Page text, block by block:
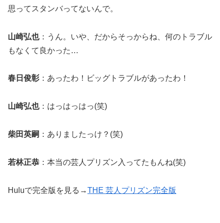
思ってスタンバってないんで。
山崎弘也：うん。いや、だからそっからね、何のトラブル
もなくて良かった…
春日俊彰 ：あったわ！ビッグトラブルがあったわ！
山崎弘也：はっはっはっ(笑)
柴田英嗣 ：ありましたっけ？(笑)
若林正恭 ：本当の芸人プリズン入ってたもんね(笑)
Huluで完全版を見る→THE 芸人プリズン完全版